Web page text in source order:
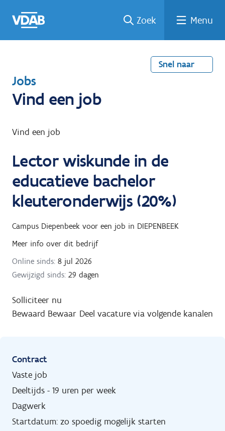
naar
een
een
job
naar
Zoek Menu
Snel naar
T
e
u
n
a
a
r
Jobs
Vind een job
Vind een job
Lector wiskunde in de
educatieve bachelor
kleuteronderwijs (20%)
Campus Diepenbeek voor een job in DIEPENBEEK
Meer info over dit bedrijf
Online sinds: 8 jul 2026
Gewijzigd sinds: 29 dagen
Solliciteer nu
Bewaard Bewaar Deel vacature via volgende kanalen
Contract
Vaste job
Deeltijds - 19 uren per week
Dagwerk
Startdatum: zo spoedig mogelijk starten